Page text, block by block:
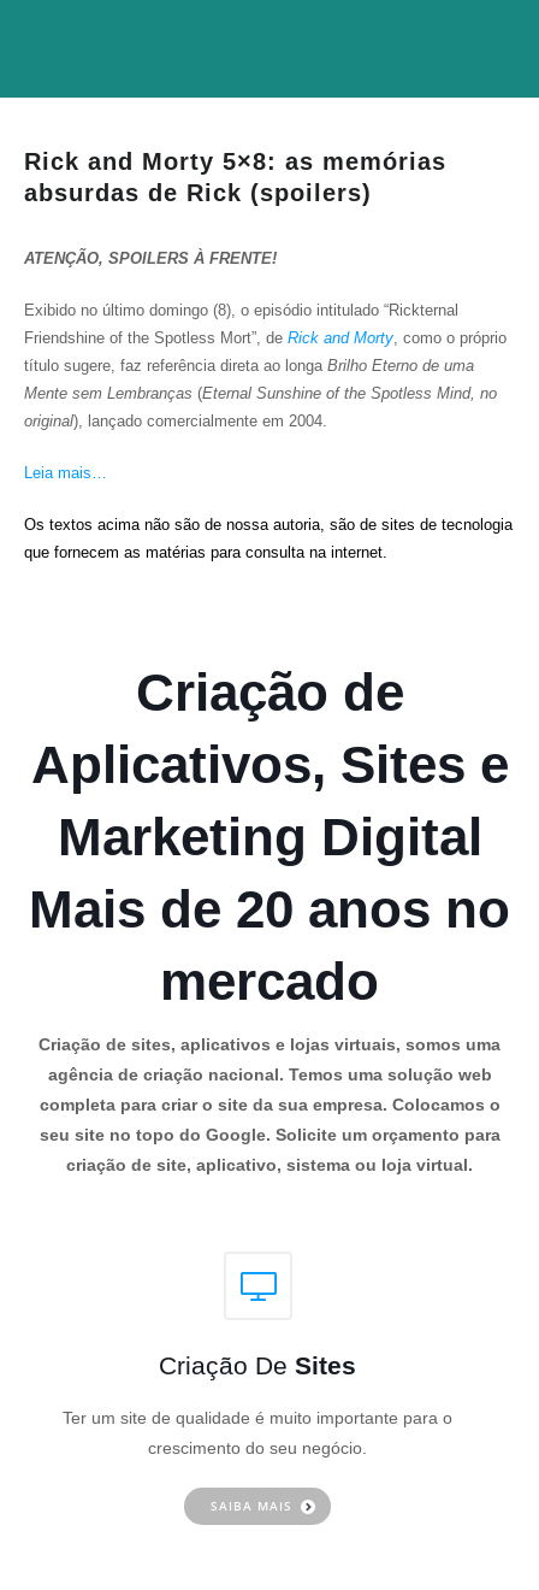
Rick and Morty 5×8: as memórias
absurdas de Rick (spoilers)
ATENÇÃO, SPOILERS À FRENTE!
Exibido no último domingo (8), o episódio intitulado “Rickternal
Friendshine of the Spotless Mort”, de Rick and Morty, como o próprio
título sugere, faz referência direta ao longa Brilho Eterno de uma
Mente sem Lembranças (Eternal Sunshine of the Spotless Mind, no
original), lançado comercialmente em 2004.
Leia mais…
Os textos acima não são de nossa autoria, são de sites de tecnologia
que fornecem as matérias para consulta na internet.
Criação de
Aplicativos, Sites e
Marketing Digital
Mais de 20 anos no
mercado
Criação de sites, aplicativos e lojas virtuais, somos uma
agência de criação nacional. Temos uma solução web
completa para criar o site da sua empresa. Colocamos o
seu site no topo do Google. Solicite um orçamento para
criação de site, aplicativo, sistema ou loja virtual.
Criação De Sites
Ter um site de qualidade é muito importante para o
crescimento do seu negócio.
SAIBA MAIS